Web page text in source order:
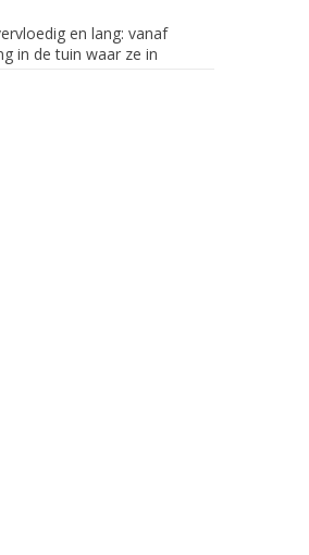
en lang: vanaf
in de tuin waar ze in